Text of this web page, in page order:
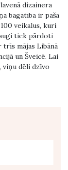
dizainera
bagātība ir paša
veikalus, kuri
tiek pārdoti
trīs mājas Libānā
un Šveicē. Lai
viņu dēli dzīvo